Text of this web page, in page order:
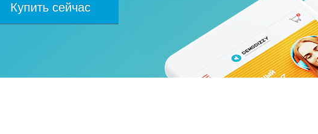
Купить сейчас